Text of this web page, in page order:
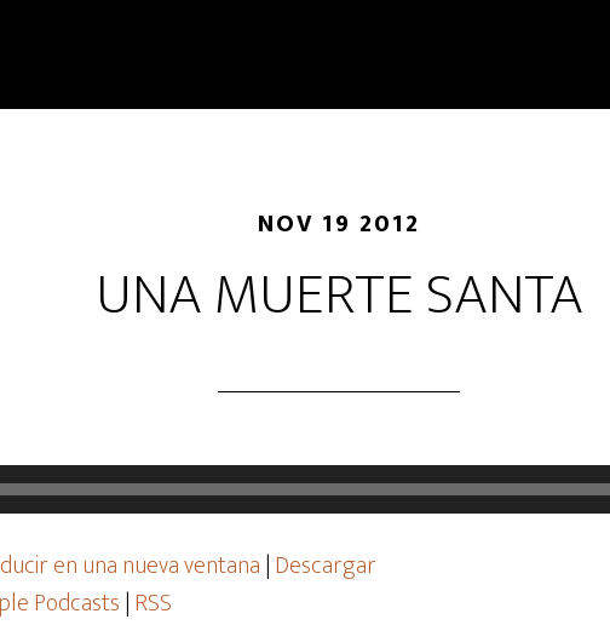
NOV 19 2012
UNA MUERTE SANTA
en una nueva ventana|Descargar
Podcasts|RSS